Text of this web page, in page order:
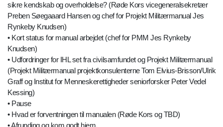
sikre kendskab og overholdelse? (Røde Kors vicegeneralsekretær
Preben Søegaaard Hansen og chef for Projekt Militærmanual Jes
Rynkeby Knudsen)
• Kort status for manual arbejdet (chef for PMM Jes Rynkeby
Knudsen)
• Udfordringer for IHL set fra civilsamfundet og Projekt Militærmanual
(Projekt Militærmanual projektkonsulenterne Tom Elvius-Brisson/Ulrik
Graff og Institut for Menneskerettigheder seniorforsker Peter Vedel
Kessing)
• Pause
• Hvad er forventningen til manualen (Røde Kors og TBD)
• Afrunding og kom godt hjem.